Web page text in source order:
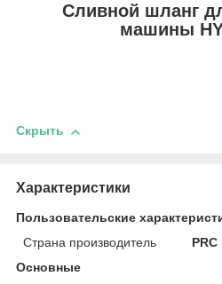
Сливной шланг
машины
Скрыть
Характеристики
Пользовательские
Страна производитель
PRC
Основные